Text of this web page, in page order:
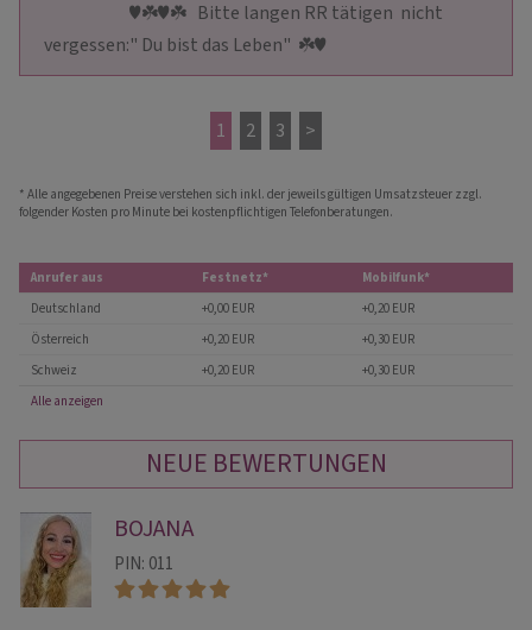
NEUE BEWERTUNGEN
BOJANA
PIN: 011
vergessen:" Du bist das Leben"  ☘️♥️
1 2 3 >
* Alle angegebenen Preise verstehen sich inkl. der jeweils gültigen Umsatzsteuer zzgl.
folgender Kosten pro Minute bei kostenpflichtigen Telefonberatungen.
Anrufer aus Festnetz*
Mobilfunk*
Deutschland
+0,00 EUR
+0,20 EUR
Österreich
+0,20 EUR
+0,30 EUR
Schweiz
+0,20 EUR
+0,30 EUR
Alle anzeigen